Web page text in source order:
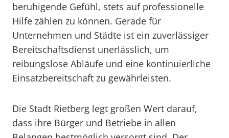
beruhigende Gefühl, stets auf professionelle
Hilfe zählen zu können. Gerade für
Unternehmen und Städte ist ein zuverlässiger
Bereitschaftsdienst unerlässlich, um
reibungslose Abläufe und eine kontinuierliche
Einsatzbereitschaft zu gewährleisten.
Die Stadt Rietberg legt großen Wert darauf,
dass ihre Bürger und Betriebe in allen